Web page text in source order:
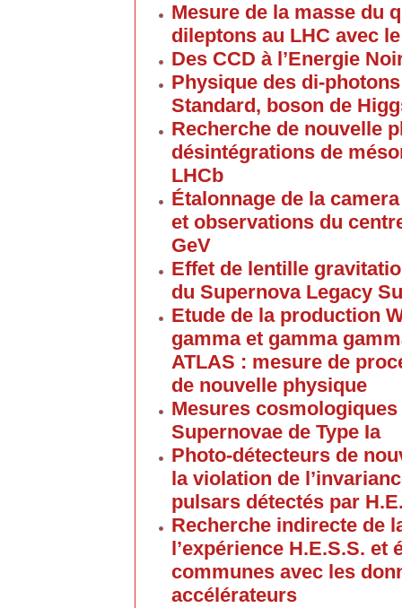
Mesure de la masse du
dileptons au LHC avec
Des CCD à l’Energie
Physique des di-
Standard, boson de
Recherche de nouvelle
désintégrations de
LHCb
Étalonnage de la
et observations du
GeV
Effet de lentille
du Supernova Legacy
Etude de la production
gamma et gamma
ATLAS : mesure de
de nouvelle physique
Mesures
Supernovae de Type Ia
Photo-détecteurs de
la violation de
pulsars détectés par
Recherche indirecte de
l’expérience H.E.S.S.
communes avec les
accélérateurs